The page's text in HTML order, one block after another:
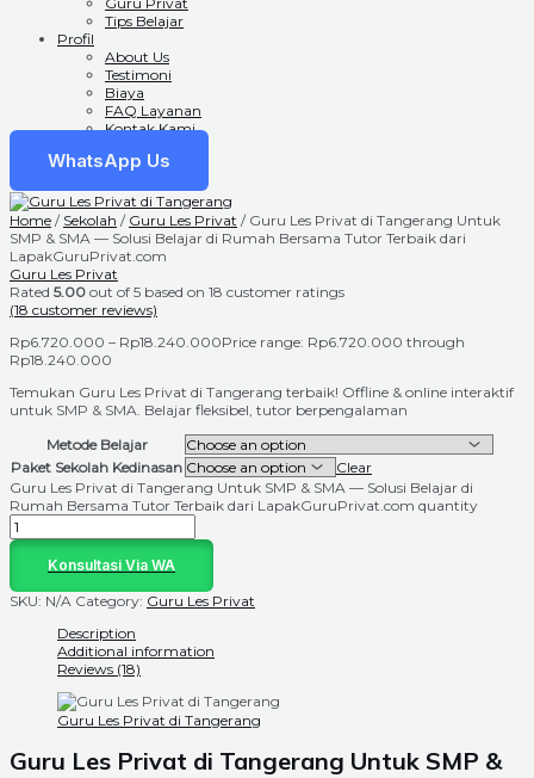
Tips Belajar
Profil
About Us
Testimoni
Biaya
FAQ Layanan
Kontak Kami
WhatsApp Us
Home / Sekolah / Guru Les Privat / Guru Les Privat di Tangerang Untuk
SMP & SMA — Solusi Belajar di Rumah Bersama Tutor Terbaik dari
LapakGuruPrivat.com
Guru Les Privat
Rated 5.00 out of 5 based on 18 customer ratings
(18 customer reviews)
Rp6.720.000 – Rp18.240.000Price range: Rp6.720.000 through
Rp18.240.000
Temukan Guru Les Privat di Tangerang terbaik! Offline & online interaktif
untuk SMP & SMA. Belajar fleksibel, tutor berpengalaman
Metode Belajar
Paket Sekolah Kedinasan
Clear
Guru Les Privat di Tangerang Untuk SMP & SMA — Solusi Belajar di
Rumah Bersama Tutor Terbaik dari LapakGuruPrivat.com quantity
Konsultasi Via WA
SKU: N/A Category: Guru Les Privat
Description
Additional information
Reviews (18)
Guru Les Privat di Tangerang
Guru Les Privat di Tangerang Untuk SMP &